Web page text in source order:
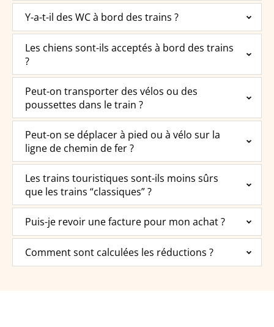
Y-a-t-il des WC à bord des trains ?
Les chiens sont-ils acceptés à bord des trains
?
Peut-on transporter des vélos ou des
poussettes dans le train ?
Peut-on se déplacer à pied ou à vélo sur la
ligne de chemin de fer ?
Les trains touristiques sont-ils moins sûrs
que les trains “classiques” ?
Puis-je revoir une facture pour mon achat ?
Comment sont calculées les réductions ?